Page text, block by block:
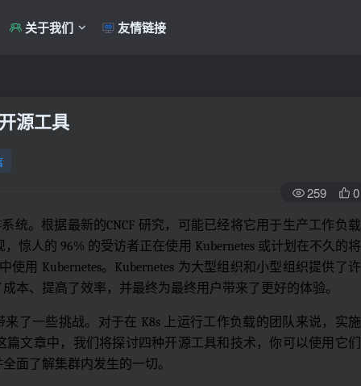
关于我们 友情链接
源工具
259 0
统。根据最新的CNCF 研究，可能已经将它用于生产工作负载
惊人的 96% 的受访者正在使用 Kubernetes 或计划在不久的将
用 Kubernetes。Kubernetes 为大型组织和小型组织提供了许
本、提高了效率，并最终为最终用户带来了更好的体验。
来了一些挑战。对于在 K8s 上运行工作负载的团队来说，实施
文章中，我们将探讨四种开源工具和技术，你可以使用它们
面了解集群内发生的一切。